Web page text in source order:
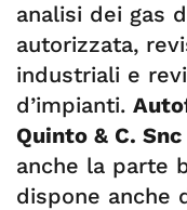
analisi dei gas
autorizzata,
industriali e
d’impianti.
Quinto & C. Snc
anche la parte
dispone anche